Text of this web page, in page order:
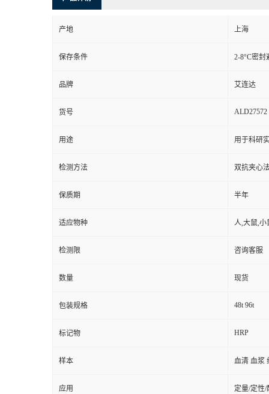
产地 上海
保存条件 2-8°C密封
品牌 艾连达
货号 ALD27572
用途 用于科研
检测方法 双抗夹心
保质期 半年
适应物种 人,大鼠,小
检测限 咨询客服
数量 现货
包装规格 48t 96t
标记物 HRP
样本 血清 血浆
应用 定量/定性/